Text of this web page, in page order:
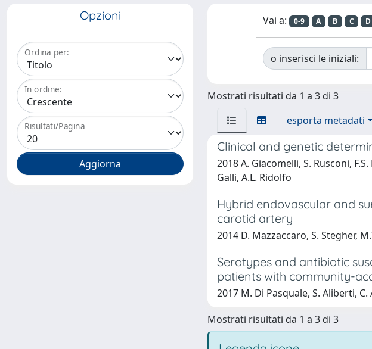
Opzioni
Ordina per:
In ordine:
Risultati/Pagina
Vai a: 0-9 A B C D
o inserisci le iniziali:
Mostrati risultati da 1 a 3 di 3
esporta metadati
Clinical and genetic
2018 A. Giacomelli, S. Rusconi,
Galli, A.L. Ridolfo
Hybrid endovascular and
carotid artery
2014 D. Mazzaccaro, S. Stegher,
Serotypes and antibiotic
patients with community-
2017 M. Di Pasquale, S. Aliberti,
Mostrati risultati da 1 a 3 di 3